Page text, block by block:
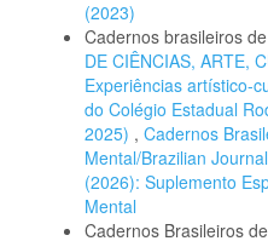
(2023)
Cadernos brasileiros
DE CIÊNCIAS, ARTE,
Experiências artístico-
do Colégio Estadual
2025) , Cadernos
Mental/Brazilian
(2026): Suplemento
Mental
Cadernos Brasileiros